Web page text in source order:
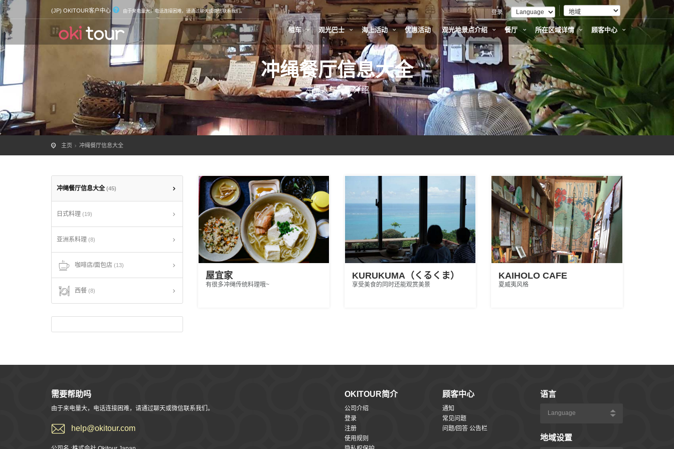
(JP) OKITOUR客户中心 由于来电量大，电话连接困难，请通过聊天或微信联系我们。 登录
租车 观光巴士 海上活动 优惠活动 观光地景点介绍 餐厅 所在区域详情 顾客中心
冲绳餐厅信息大全
冲绳人气餐厅介绍
主页 冲绳餐厅信息大全
冲绳餐厅信息大全 (45)
日式料理 (19)
亚洲系料理 (8)
咖啡店/面包店 (13)
西餐 (8)
屋宜家
有很多冲绳传统料理哦~
KURUKUMA（くるくま）
享受美食的同时还能观赏美景
KAIHOLO CAFE
夏威夷风格
需要帮助吗
由于来电量大，电话连接困难，请通过聊天或微信联系我们。
help@okitour.com
OKITOUR简介
公司介绍
登录
注册
使用规则
顾客中心
通知
常见问题
问题/回答 公告栏
语言
地域设置